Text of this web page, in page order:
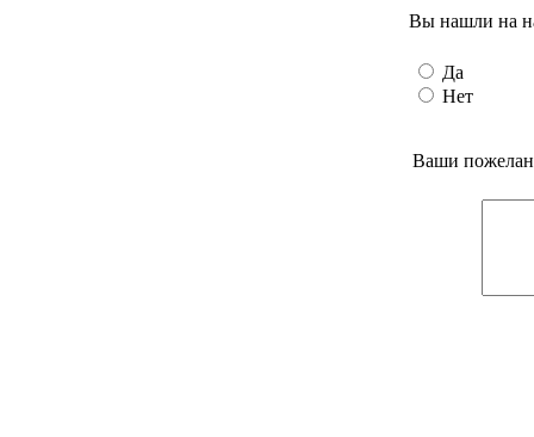
Вы нашли на
Да
Нет
Ваши